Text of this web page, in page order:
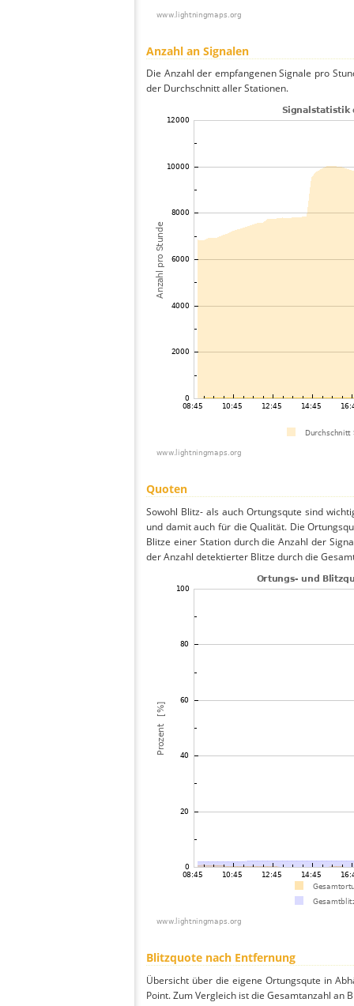
Anzahl an Signalen
Die Anzahl der empfangenen Signale pro
der Durchschnitt aller Stationen.
Quoten
Sowohl Blitz- als auch Ortungsqute sind
und damit auch für die Qualität. Die
Blitze einer Station durch die Anzahl der
der Anzahl detektierter Blitze durch die
Blitzquote nach Entfernung
Übersicht über die eigene Ortungsqute in
Point. Zum Vergleich ist die Gesamtanzahl an